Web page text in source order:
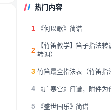
热门内容
1 《何以歌》简谱
2
【竹笛教学】笛子指法转
转调）
3 竹笛最全指法表（竹笛指
4 《广寒宫》简谱，附件为
5 《盛世国乐》简谱